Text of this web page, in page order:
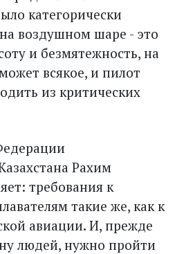
категорически
воздушном шаре - это
и безмятежность, на
всякое, и пилот
из критических
Рахим
требования к
такие же, как к
авиации. И, прежде
людей, нужно пройти